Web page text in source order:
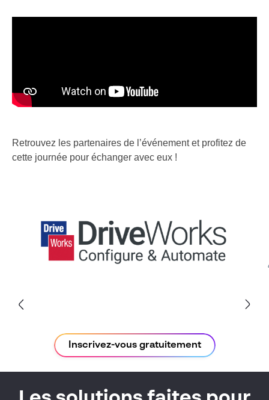
Retrouvez les partenaires de l’événement et profitez de
cette journée pour échanger avec eux !
Inscrivez-vous gratuitement